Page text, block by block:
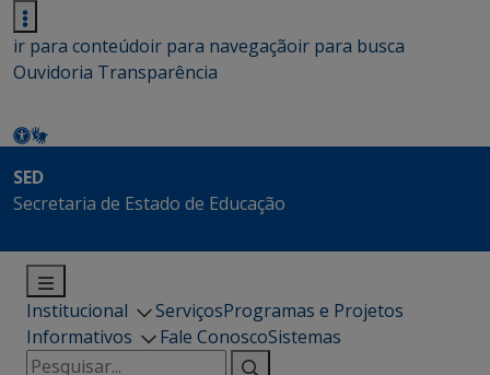
ir para conteúdoir para navegaçãoir para busca
Ouvidoria Transparência
SED
Secretaria de Estado de Educação
Institucional ServiçosProgramas e Projetos
Informativos
Fale ConoscoSistemas
Pesquisar